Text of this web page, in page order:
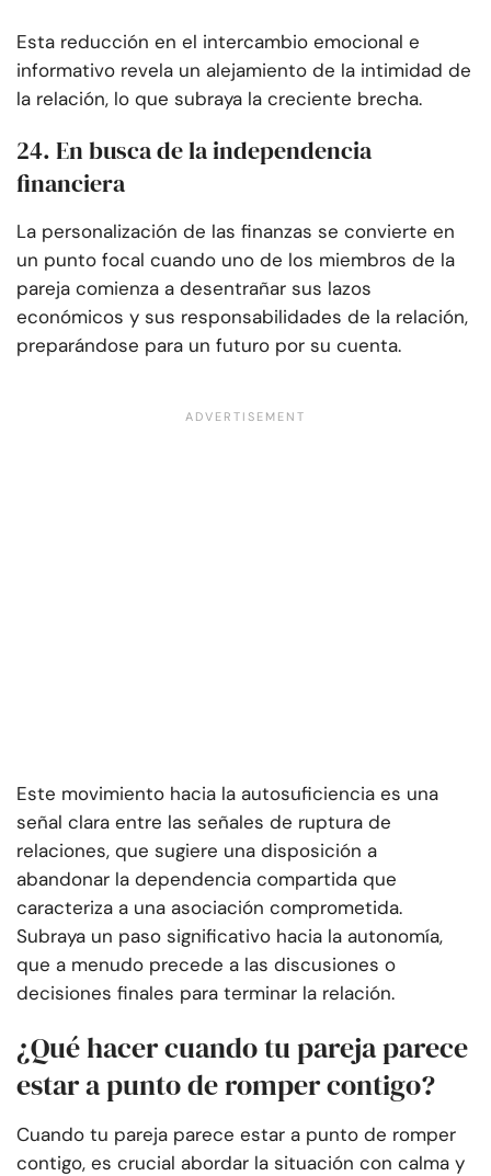
Esta reducción en el intercambio emocional e
informativo revela un alejamiento de la intimidad de
la relación, lo que subraya la creciente brecha.
24. En busca de la independencia
financiera
La personalización de las finanzas se convierte en
un punto focal cuando uno de los miembros de la
pareja comienza a desentrañar sus lazos
económicos y sus responsabilidades de la relación,
preparándose para un futuro por su cuenta.
Este movimiento hacia la autosuficiencia es una
señal clara entre las señales de ruptura de
relaciones, que sugiere una disposición a
abandonar la dependencia compartida que
caracteriza a una asociación comprometida.
Subraya un paso significativo hacia la autonomía,
que a menudo precede a las discusiones o
decisiones finales para terminar la relación.
¿Qué hacer cuando tu pareja parece
estar a punto de romper contigo?
Cuando tu pareja parece estar a punto de romper
contigo, es crucial abordar la situación con calma y